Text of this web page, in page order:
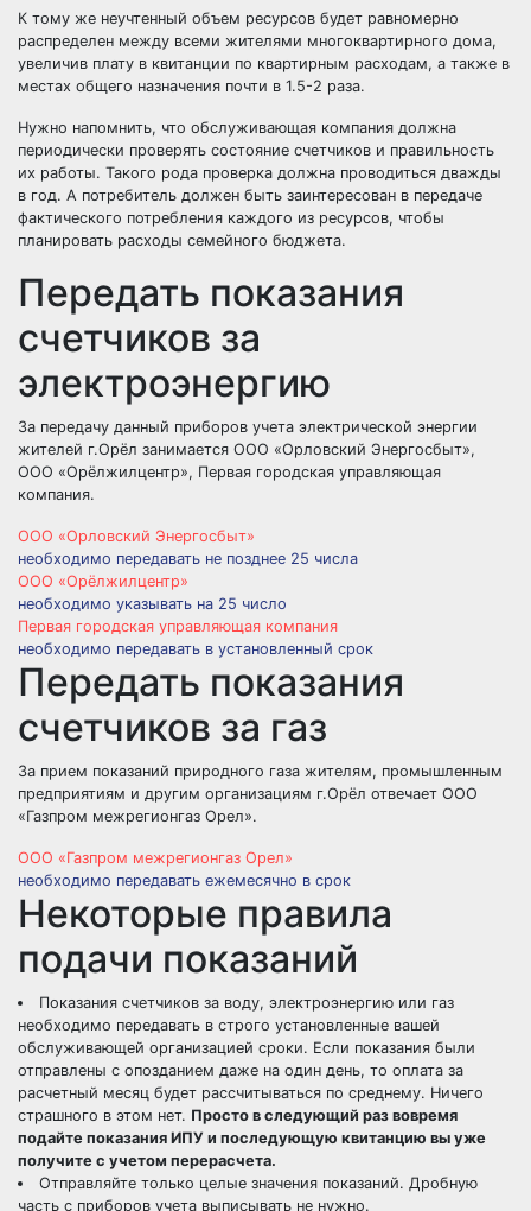
К тому же неучтенный объем ресурсов будет равномерно
распределен между всеми жителями многоквартирного дома,
увеличив плату в квитанции по квартирным расходам, а также в
местах общего назначения почти в 1.5-2 раза.
Нужно напомнить, что обслуживающая компания должна
периодически проверять состояние счетчиков и правильность
их работы. Такого рода проверка должна проводиться дважды
в год. А потребитель должен быть заинтересован в передаче
фактического потребления каждого из ресурсов, чтобы
планировать расходы семейного бюджета.
Передать показания
счетчиков за
электроэнергию
За передачу данный приборов учета электрической энергии
жителей г.Орёл занимается ООО «Орловский Энергосбыт»,
ООО «Орёлжилцентр», Первая городская управляющая
компания.
ООО «Орловский Энергосбыт»
необходимо передавать не позднее 25 числа
ООО «Орёлжилцентр»
необходимо указывать на 25 число
Первая городская управляющая компания
необходимо передавать в установленный срок
Передать показания
счетчиков за газ
За прием показаний природного газа жителям, промышленным
предприятиям и другим организациям г.Орёл отвечает ООО
«Газпром межрегионгаз Орел».
ООО «Газпром межрегионгаз Орел»
необходимо передавать ежемесячно в срок
Некоторые правила
подачи показаний
Показания счетчиков за воду, электроэнергию или газ
необходимо передавать в строго установленные вашей
обслуживающей организацией сроки. Если показания были
отправлены с опозданием даже на один день, то оплата за
расчетный месяц будет рассчитываться по среднему. Ничего
страшного в этом нет. Просто в следующий раз вовремя
подайте показания ИПУ и последующую квитанцию вы уже
получите с учетом перерасчета.
Отправляйте только целые значения показаний. Дробную
часть с приборов учета выписывать не нужно.